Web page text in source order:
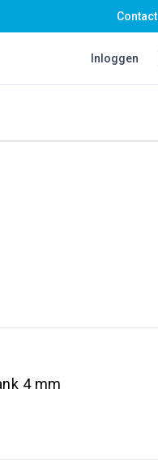
Contact
Inloggen
4 mm